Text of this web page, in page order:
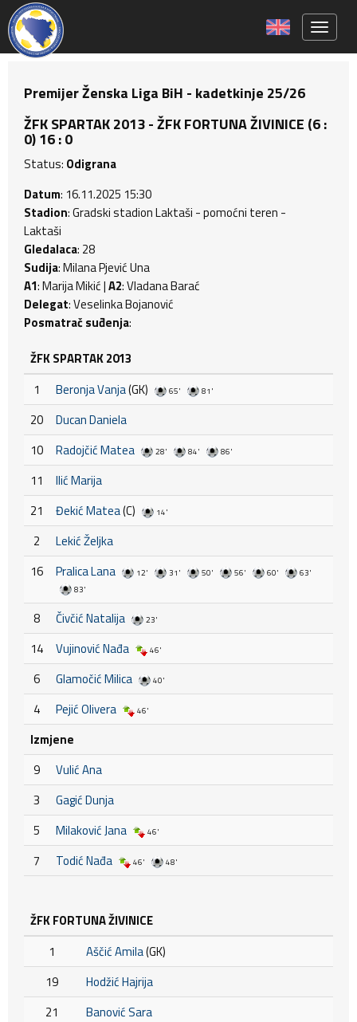
Premijer Ženska Liga BiH - kadetkinje 25/26
ŽFK SPARTAK 2013 - ŽFK FORTUNA ŽIVINICE (6 :
0) 16 : 0
Status: Odigrana
Datum: 16.11.2025 15:30
Stadion: Gradski stadion Laktaši - pomoćni teren -
Laktaši
Gledalaca: 28
Sudija: Milana Pjević Una
A1: Marija Mikić |A2: Vladana Barać
Delegat: Veselinka Bojanović
Posmatrač suđenja:
ŽFK SPARTAK 2013
1
Beronja Vanja(GK) 65' 81'
20
Ducan Daniela
10
Radojčić Matea 28' 84' 86'
11
Ilić Marija
21
Đekić Matea(C) 14'
2
Lekić Željka
16
Pralica Lana 12' 31' 50' 56' 60'
63'
83'
8 Čivčić Natalija 23'
14 Vujinović Nađa 46'
6 Glamočić Milica 40'
4 Pejić Olivera 46'
Izmjene
9
Vulić Ana
3
Gagić Dunja
5
Milaković Jana 46'
7 Todić Nađa 46' 48'
ŽFK FORTUNA ŽIVINICE
1
Aščić Amila(GK)
19
Hodžić Hajrija
21
Banović Sara